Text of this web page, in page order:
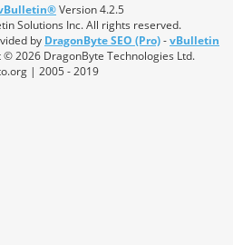
Version 4.2.5
Solutions Inc. All rights reserved.
by DragonByte SEO (Pro)-vBulletin
2026 DragonByte Technologies Ltd.
| 2005 - 2019